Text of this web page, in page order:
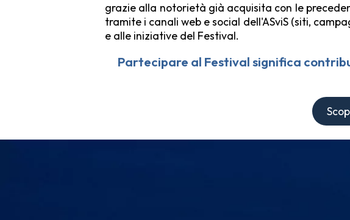
grazie alla notorietà già acquisita con le
tramite i canali web e social dell'ASviS (siti,
e alle iniziative del Festival.
Partecipare al Festival significa